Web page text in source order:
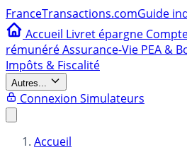
FranceTransactions.comGuide
Accueil Livret épargne
rémunéréAssurance-Vie PEA &
Impôts & Fiscalité
Autres...
Connexion Simulateurs
Accueil